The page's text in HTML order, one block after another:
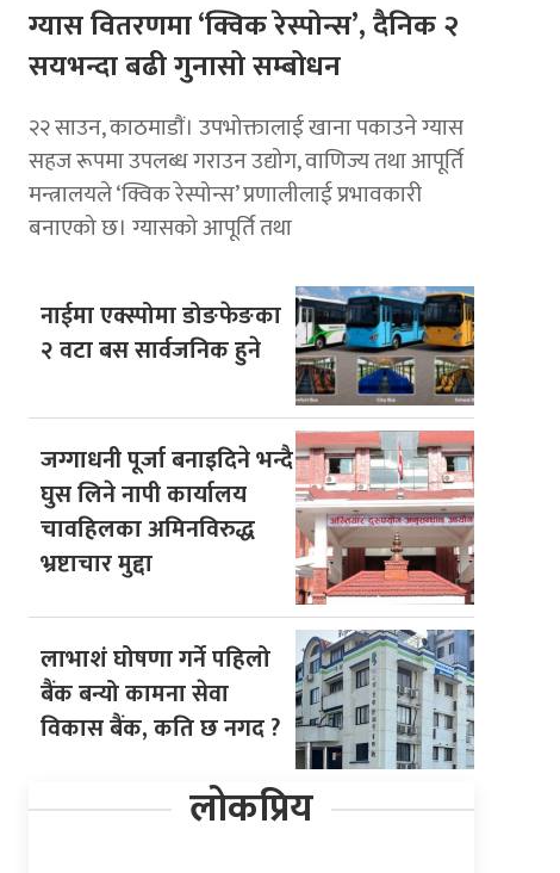
ग्यास वितरणमा ‘क्विक रेस्पोन्स’, दैनिक २
सयभन्दा बढी गुनासो सम्बोधन
२२ साउन, काठमाडाैं। उपभोक्तालाई खाना पकाउने ग्यास
सहज रूपमा उपलब्ध गराउन उद्योग, वाणिज्य तथा आपूर्ति
मन्त्रालयले ‘क्विक रेस्पोन्स’ प्रणालीलाई प्रभावकारी
बनाएको छ। ग्यासको आपूर्ति तथा
नाईमा एक्स्पोमा डोङफेङका
२ वटा बस सार्वजनिक हुने
जग्गाधनी पूर्जा बनाइदिने भन्दै
घुस लिने नापी कार्यालय
चावहिलका अमिनविरुद्ध
भ्रष्टाचार मुद्दा
लाभाशं घोषणा गर्ने पहिलो
बैंक बन्यो कामना सेवा
विकास बैंक, कति छ नगद ?
लोकप्रिय